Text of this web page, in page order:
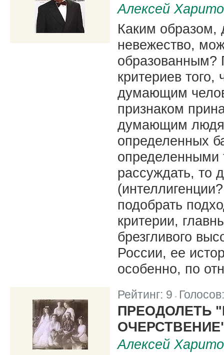
Алексей
Каким образом,
невежество,
образованным?
критериев
думающим
признаком
думающим
определенных
определенными
рассуждать, то
подобрать
критерии,
брезгливого
России, ее
особенно, по
Рейтинг: 9 |
ПРЕОДОЛЕТЬ
Алексей